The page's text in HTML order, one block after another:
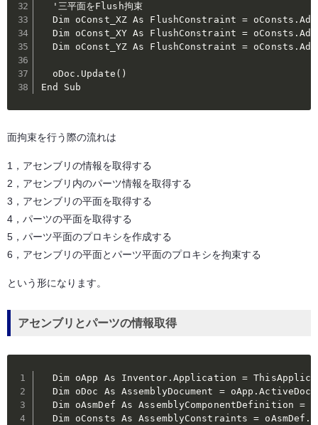
  '三平面をFlush拘束
Dim oConst_XZ As FlushConstraint =
Dim oConst_XY As FlushConstraint =
Dim oConst_YZ As FlushConstraint =
  oDoc.Update()
End Sub
面拘束を行う際の流れは
1，アセンブリの情報を取得する
2，アセンブリ内のパーツ情報を取得する
3，アセンブリの平面を取得する
4，パーツの平面を取得する
5，パーツ平面のプロキシを作成する
6，アセンブリの平面とパーツ平面のプロキシを拘束する
という形になります。
アセンブリとパーツの情報取得
Dim oApp As Inventor.Application =
Dim oDoc As AssemblyDocument =
Dim oAsmDef As AssemblyComponentDefinition =
Dim oConsts As AssemblyConstraints =